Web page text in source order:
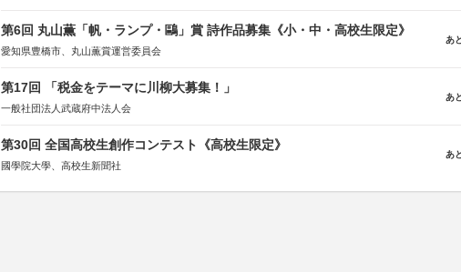
第6回 丸山薫「帆・ランプ・鷗」賞 詩作品募集《小・中・高校生限定》
愛知県豊橋市、丸山薫賞運営委員会
あ
第17回 「税金をテーマに川柳大募集！」
一般社団法人武蔵府中法人会
あ
第30回 全国高校生創作コンテスト《高校生限定》
國學院大學、高校生新聞社
あ